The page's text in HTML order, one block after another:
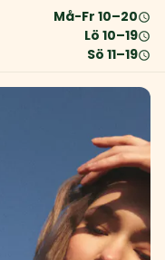
Må-Fr 10–20
Lö 10–19
Sö 11–19